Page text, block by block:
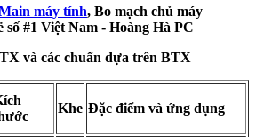
máy tính, Bo mạch chủ máy
#1 Việt Nam - Hoàng Hà PC
và các chuẩn dựa trên BTX
Khe Đặc điểm và ứng dụng